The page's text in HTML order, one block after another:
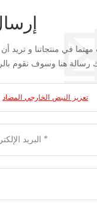
مهتما في منتجاتنا و تريد
رسالة هنا وسوف نقوم
تعزيز النبض الخارجي المضاد